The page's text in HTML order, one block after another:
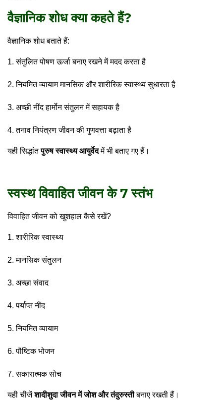
वैज्ञानिक शोध क्या कहते हैं?
वैज्ञानिक शोध बताते हैं:
संतुलित पोषण ऊर्जा बनाए रखने में मदद करता है
नियमित व्यायाम मानसिक और शारीरिक स्वास्थ्य सुधारता है
अच्छी नींद हार्मोन संतुलन में सहायक है
तनाव नियंत्रण जीवन की गुणवत्ता बढ़ाता है
यही सिद्धांतपुरुष स्वास्थ्य आयुर्वेदमें भी बताए गए हैं।
स्वस्थ विवाहित जीवन के 7 स्तंभ
विवाहित जीवन को खुशहाल कैसे रखें?
शारीरिक स्वास्थ्य
मानसिक संतुलन
अच्छा संवाद
पर्याप्त नींद
नियमित व्यायाम
पौष्टिक भोजन
सकारात्मक सोच
यही चीजेंशादीशुदा जीवन में जोश और तंदुरुस्तीबनाए रखती हैं।